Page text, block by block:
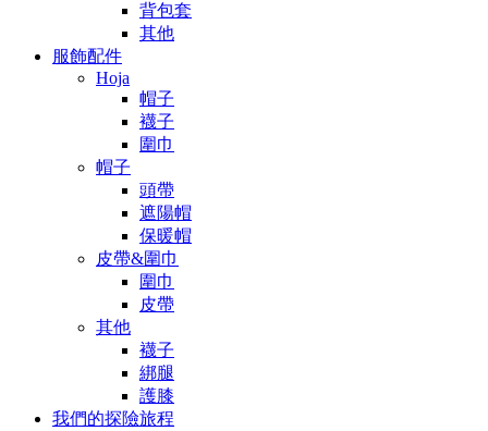
背包套
其他
服飾配件
Hoja
帽子
襪子
圍巾
帽子
頭帶
遮陽帽
保暖帽
皮帶&圍巾
圍巾
皮帶
其他
襪子
綁腿
護膝
我們的探險旅程